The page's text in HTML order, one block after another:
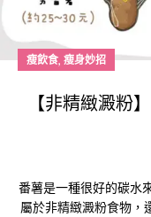
瘦飲食, 瘦身妙招
【非精緻澱粉
番薯是一種很好的碳水
屬於非精緻澱粉食物，